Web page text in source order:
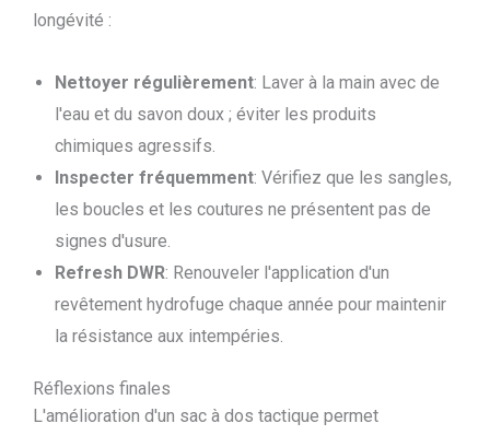
longévité :
Nettoyer régulièrement: Laver à la main avec de
l'eau et du savon doux ; éviter les produits
chimiques agressifs.
Inspecter fréquemment: Vérifiez que les sangles,
les boucles et les coutures ne présentent pas de
signes d'usure.
Refresh DWR: Renouveler l'application d'un
revêtement hydrofuge chaque année pour maintenir
la résistance aux intempéries.
Réflexions finales
L'amélioration d'un sac à dos tactique permet